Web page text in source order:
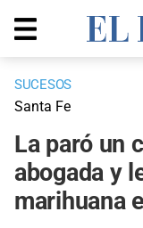
SUCESOS
Santa Fe
La paró un
abogada y
marihuana